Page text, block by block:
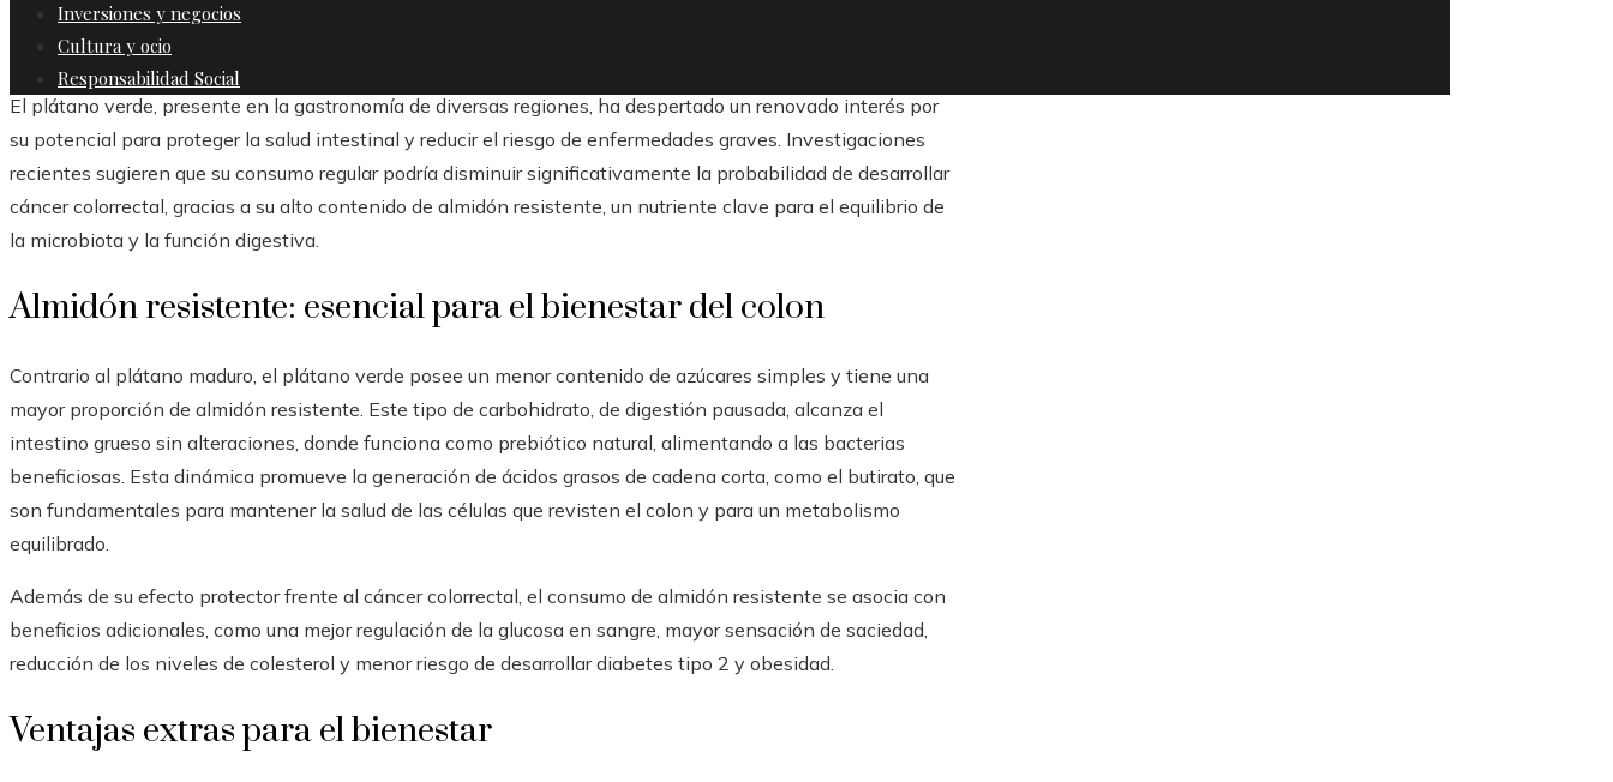
Inversiones y negocios
Cultura y ocio
Responsabilidad Social
El plátano verde, presente en la gastronomía de diversas regiones, ha despertado un renovado interés por
su potencial para proteger la salud intestinal y reducir el riesgo de enfermedades graves. Investigaciones
recientes sugieren que su consumo regular podría disminuir significativamente la probabilidad de desarrollar
cáncer colorrectal, gracias a su alto contenido de almidón resistente, un nutriente clave para el equilibrio de
la microbiota y la función digestiva.
Almidón resistente: esencial para el bienestar del colon
Contrario al plátano maduro, el plátano verde posee un menor contenido de azúcares simples y tiene una
mayor proporción de almidón resistente. Este tipo de carbohidrato, de digestión pausada, alcanza el
intestino grueso sin alteraciones, donde funciona como prebiótico natural, alimentando a las bacterias
beneficiosas. Esta dinámica promueve la generación de ácidos grasos de cadena corta, como el butirato, que
son fundamentales para mantener la salud de las células que revisten el colon y para un metabolismo
equilibrado.
Además de su efecto protector frente al cáncer colorrectal, el consumo de almidón resistente se asocia con
beneficios adicionales, como una mejor regulación de la glucosa en sangre, mayor sensación de saciedad,
reducción de los niveles de colesterol y menor riesgo de desarrollar diabetes tipo 2 y obesidad.
Ventajas extras para el bienestar